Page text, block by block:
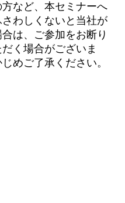
方など、本セミナーへ
わしくないと当社が
は、ご参加をお断り
く場合がございま
めご了承ください。